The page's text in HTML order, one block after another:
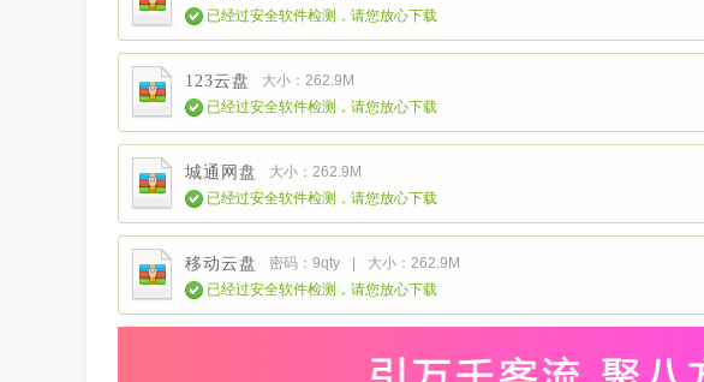
已经过安全软件检测，请您放心下载
123云盘
大小：262.9M
已经过安全软件检测，请您放心下载
城通网盘
大小：262.9M
已经过安全软件检测，请您放心下载
移动云盘 密码：9qty
大小：262.9M
已经过安全软件检测，请您放心下载